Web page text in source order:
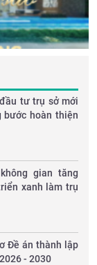
tư trụ sở mới
bước hoàn thiện
gian tăng
xanh làm trụ
Đề án thành lập
- 2030